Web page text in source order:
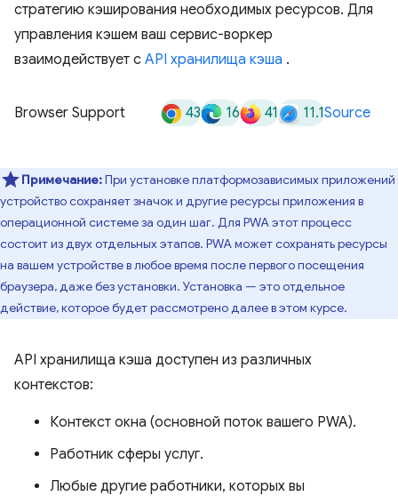
стратегию кэширования необходимых ресурсов. Для
управления кэшем ваш сервис-воркер
взаимодействует с API хранилища кэша .
Browser Support 43 16 41 11.1Source
Примечание:При установке платформозависимых приложений
устройство сохраняет значок и другие ресурсы приложения в
операционной системе за один шаг. Для PWA этот процесс
состоит из двух отдельных этапов. PWA может сохранять ресурсы
на вашем устройстве в любое время после первого посещения
браузера, даже без установки. Установка — это отдельное
действие, которое будет рассмотрено далее в этом курсе.
API хранилища кэша доступен из различных
контекстов:
Контекст окна (основной поток вашего PWA).
Работник сферы услуг.
Любые другие работники, которых вы